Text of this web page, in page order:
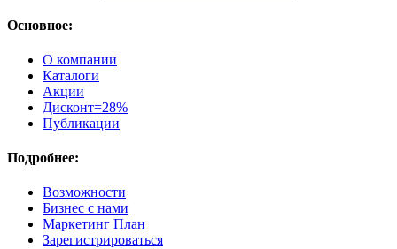
Основное:
О компании
Каталоги
Акции
Дисконт=28%
Публикации
Подробнее:
Возможности
Бизнес с нами
Маркетинг План
Зарегистрироваться